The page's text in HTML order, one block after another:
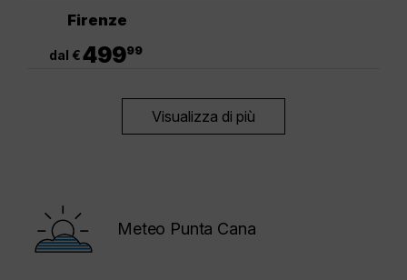
Firenze
dal €49999
Visualizza di più
Meteo Punta Cana